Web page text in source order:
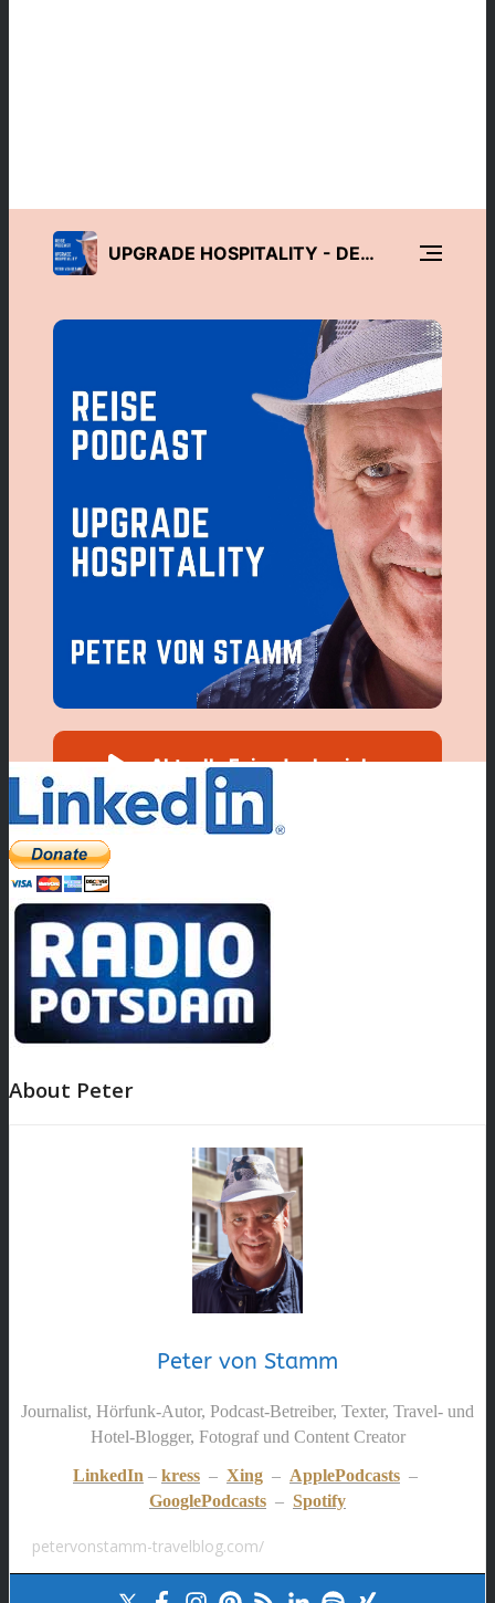
About Peter
Peter von Stamm
Journalist, Hörfunk-Autor, Podcast-Betreiber, Texter, Travel- und
Hotel-Blogger, Fotograf und Content Creator
LinkedIn – kress – Xing – ApplePodcasts –
GooglePodcasts – Spotify
petervonstamm-travelblog.com/